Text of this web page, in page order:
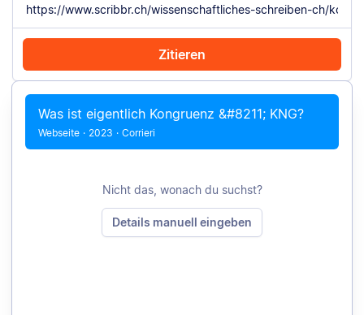
Zitieren
Mit Chrome zitieren Manuell zitieren
Was ist eigentlich Kongruenz &#8211; KNG?
Webseite · 2023 · Corrieri
Nicht das, wonach du suchst?
Details manuell eingeben